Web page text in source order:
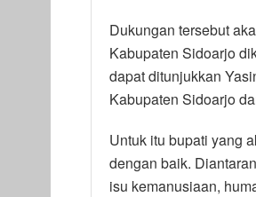
Dukungan tersebut
Kabupaten Sidoarjo
dapat ditunjukkan
Kabupaten Sidoarjo
Untuk itu bupati yang
dengan baik.
isu kemanusiaan,